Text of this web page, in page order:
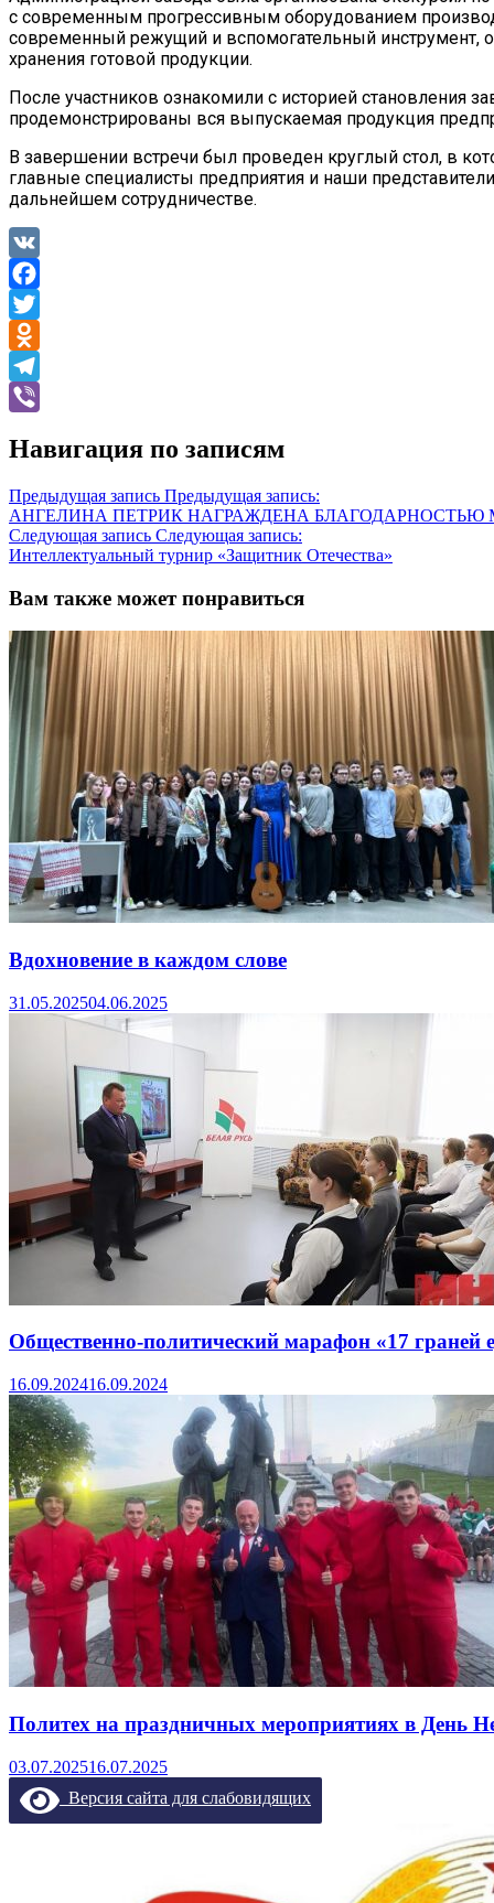
с современным прогрессивным оборудованием
современный режущий и вспомогательный инструмент,
хранения готовой продукции.
После участников ознакомили с историей становления
продемонстрированы вся выпускаемая продукция
В завершении встречи был проведен круглый стол, в
главные специалисты предприятия и наши
дальнейшем сотрудничестве.
VK
Facebook
Twitter
Odnoklassniki
Telegram
Навигация по записям
Предыдущая запись Предыдущая запись:
АНГЕЛИНА ПЕТРИК НАГРАЖДЕНА
Следующая запись Следующая запись:
Интеллектуальный турнир «Защитник Отечества»
Вам также может понравиться
Вдохновение в каждом слове
31.05.202504.06.2025
Общественно-политический марафон «17 граней
16.09.202416.09.2024
Политех на праздничных мероприятиях в День
03.07.202516.07.2025
Версия сайта для слабовидящих